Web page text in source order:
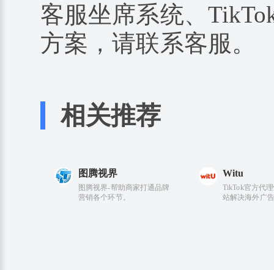
客服坐席系统、
方案，请联系客服。
相关推荐
图腾视界
图腾视界-帮助商家打通品牌
营销各个环节。
Witu
TikTok官方代
站解决海外广